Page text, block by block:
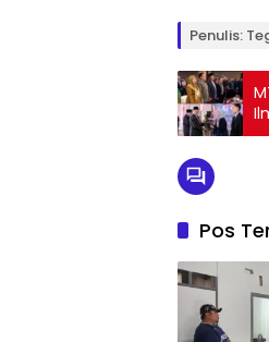
Penulis:
Pos